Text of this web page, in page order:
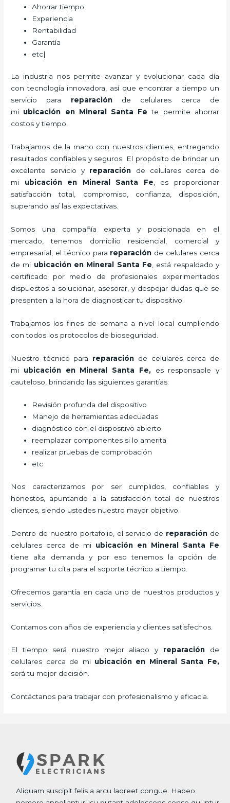
Ahorrar tiempo
Experiencia
Rentabilidad
Garantía
etc|
La industria nos permite avanzar y evolucionar cada día
con tecnología innovadora, así que encontrar a tiempo un
servicio para reparaciónde celulares cerca de
mi ubicación en Mineral Santa Fe te permite ahorrar
costos y tiempo.
Trabajamos de la mano con nuestros clientes, entregando
resultados confiables y seguros. El propósito de brindar un
excelente servicio y reparación de celulares cerca de
mi ubicaciónen Mineral Santa Fe , es proporcionar
satisfacción total, compromiso, confianza, disposición,
superando así las expectativas.
Somos una compañía experta y posicionada en el
mercado, tenemos domicilio residencial, comercial y
empresarial, el técnico para reparación de celulares cerca
de mi ubicaciónen Mineral Santa Fe , está respaldado y
certificado por medio de profesionales experimentados
dispuestos a solucionar, asesorar, y despejar dudas que se
presenten a la hora de diagnosticar tu dispositivo.
Trabajamos los fines de semana a nivel local cumpliendo
con todos los protocolos de bioseguridad.
Nuestro técnico para reparación de celulares cerca de
mi ubicaciónen Mineral Santa Fe, es responsable y
cauteloso, brindando las siguientes garantías:
Revisión profunda del dispositivo
Manejo de herramientas adecuadas
diagnóstico con el dispositivo abierto
reemplazar componentes si lo amerita
realizar pruebas de comprobación
etc
Nos caracterizamos por ser cumplidos, confiables y
honestos, apuntando a la satisfacción total de nuestros
clientes, siendo ustedes nuestro mayor objetivo.
Dentro de nuestro portafolio, el servicio de reparación de
celulares cerca de mi ubicación en Mineral Santa Fe
tiene alta demanda y por eso tenemos la opción de
programar tu cita para el soporte técnico a tiempo.
Ofrecemos garantía en cada uno de nuestros productos y
servicios.
Contamos con años de experiencia y clientes satisfechos.
El tiempo será nuestro mejor aliado y reparación de
celulares cerca de mi ubicación en Mineral Santa Fe,
será tu mejor decisión.
Contáctanos para trabajar con profesionalismo y eficacia.
Aliquam suscipit felis a arcu laoreet congue. Habeo